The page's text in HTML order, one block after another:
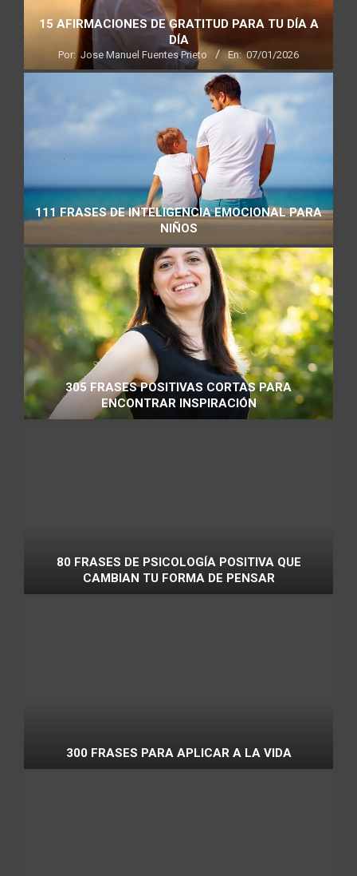
15 AFIRMACIONES DE GRATITUD PARA TU DÍA A
DÍA
Por: Jose Manuel Fuentes Prieto En: 07/01/2026
111 FRASES DE INTELIGENCIA EMOCIONAL PARA
NIÑOS
305 FRASES POSITIVAS CORTAS PARA
ENCONTRAR INSPIRACIÓN
80 FRASES DE PSICOLOGÍA POSITIVA QUE
CAMBIAN TU FORMA DE PENSAR
300 FRASES PARA APLICAR A LA VIDA